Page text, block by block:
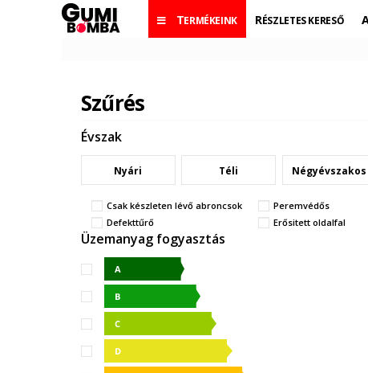
TERMÉKEINK RÉSZLETES KERESŐ
Szűrés
Évszak
Nyári Téli Négyévszakos
Csak készleten lévő abroncsok
Peremvédős
Defekttűrő
Erősitett oldalfal
Üzemanyag fogyasztás